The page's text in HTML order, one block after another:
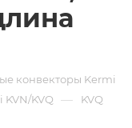
конвекторы Kermi
KVQ — KVQ